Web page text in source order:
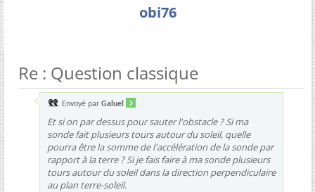
obi76
Re : Question classique
Envoyé par Galuel
Et si on par dessus pour sauter l'obstacle ? Si ma
sonde fait plusieurs tours autour du soleil, quelle
pourra être la somme de l'accélération de la sonde par
rapport à la terre ? Si je fais faire à ma sonde plusieurs
tours autour du soleil dans la direction perpendiculaire
au plan terre-soleil.